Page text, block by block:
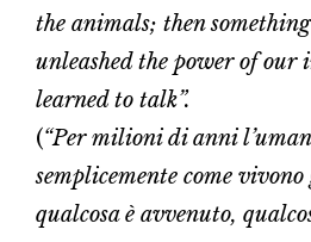
the animals; then
unleashed the power of
learned to talk”.
(“Per milioni di anni
semplicemente come
qualcosa è avvenuto,